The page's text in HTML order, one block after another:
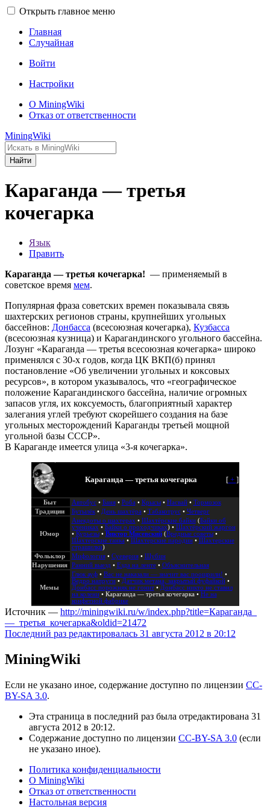
Открыть главное меню
Главная
Случайная
Войти
Настройки
О MiningWiki
Отказ от ответственности
MiningWiki
Найти
Караганда — третья
кочегарка
Язык
Править
Караганда — третья кочегарка! — применяемый в
советское время мем.
Популярная фраза советских времен показывала связь
шахтерских регионов страны, крупнейших угольных
бассейнов: Донбасса (всесоюзная кочегарка), Кузбасса
(всесоюзная кузница) и Карагандинского угольного бассейна.
Лозунг «Караганда — третья всесоюзная кочегарка» широко
применялся с 30-х годов, когда ЦК ВКП(б) принял
постановление «Об увеличении угольных и коксовых
ресурсов», в котором указывалось, что «географическое
положение Карагандинского бассейна, наличие огромных
запасов угля, их коксуемость, благоприятный характер
залегания углей требуют скорейшего создания на базе
угольных месторождений Караганды третьей мощной
угольной базы СССР».
В Караганде имеется улица «3-я кочегарка».
[+ ]
Караганда — третья кочегарка
Быт Автобус• Баня• Роба • Крысы• Насвай• Тормозок
Традиции
Бутылёк• День шахтёра • Табакотрус• Четверг
Юмор
Анекдоты о шахтерах • Шахтёрские байки(Байки об
учениках • Байки о проходчиках) • Шахтёрский жаргон
• Курьезы• Виктор Мисевский(Вредные советы•
Шахтерские танка • Шахтерские пародии• Шахтерские
страшилки)
Фольклор
Мифология• Суеверия• Шубин
Нарушения
Ранний выезд • Езда на ленте• Объяснительная
Мемы
Глюк ауф• Вас не наказали — значит вас поощрили! •
Ведро напруги• Датчик метана, закрытый фуфайкой•
Донбасс порожняк не гонит• Донбасс никто не ставил
на колени• Караганда — третья кочегарка• Не на
конфетной фабрике
Источник — http://miningwiki.ru/w/index.php?title=Караганда_
—_третья_кочегарка&oldid=21472
Последний раз редактировалась 31 августа 2012 в 20:12
MiningWiki
Если не указано иное, содержание доступно по лицензии CC-
BY-SA 3.0.
Эта страница в последний раз была отредактирована 31
августа 2012 в 20:12.
Содержание доступно по лицензии CC-BY-SA 3.0 (если
не указано иное).
Политика конфиденциальности
О MiningWiki
Отказ от ответственности
Настольная версия